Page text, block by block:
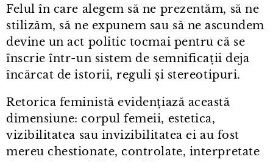
Felul în care alegem să ne prezentăm, să ne
stilizăm, să ne expunem sau să ne ascundem
devine un act politic tocmai pentru că se
înscrie într⁠-⁠un sistem de semnificații deja
încărcat de istorii, reguli și stereotipuri.
Retorica feministă evidențiază această
dimensiune: corpul femeii, estetica,
vizibilitatea sau invizibilitatea ei au fost
mereu chestionate, controlate, interpretate